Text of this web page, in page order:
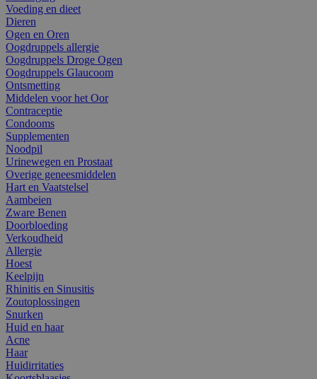
Voeding en dieet
Dieren
Ogen en Oren
Oogdruppels allergie
Oogdruppels Droge Ogen
Oogdruppels Glaucoom
Ontsmetting
Middelen voor het Oor
Contraceptie
Condooms
Supplementen
Noodpil
Urinewegen en Prostaat
Overige geneesmiddelen
Hart en Vaatstelsel
Aambeien
Zware Benen
Doorbloeding
Verkoudheid
Allergie
Hoest
Keelpijn
Rhinitis en Sinusitis
Zoutoplossingen
Snurken
Huid en haar
Acne
Haar
Huidirritaties